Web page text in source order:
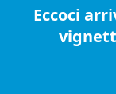
Eccoci